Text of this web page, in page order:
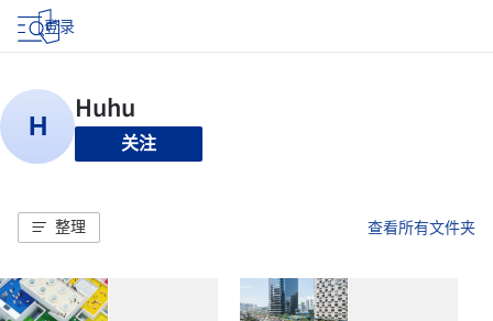
登录
关注
整理 查看所有文件夹